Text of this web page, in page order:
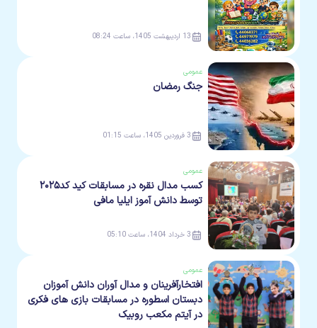
13 اردیبهشت 1405، ساعت 08:24
عمومی
جنگ رمضان
3 فروردین 1405، ساعت 01:15
عمومی
کسب مدال نقره در مسابقات کید کد۲۰۲۵
توسط دانش آموز ایلیا مافی
3 خرداد 1404، ساعت 05:10
عمومی
افتخارآفرینان و مدال آوران دانش آموزان
دبستان اسطوره در مسابقات بازی های فکری
در آیتم مکعب روبیک